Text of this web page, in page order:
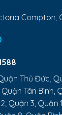
Compton,
Thủ Đức,
Tân Bình,
Quận 3, Quận